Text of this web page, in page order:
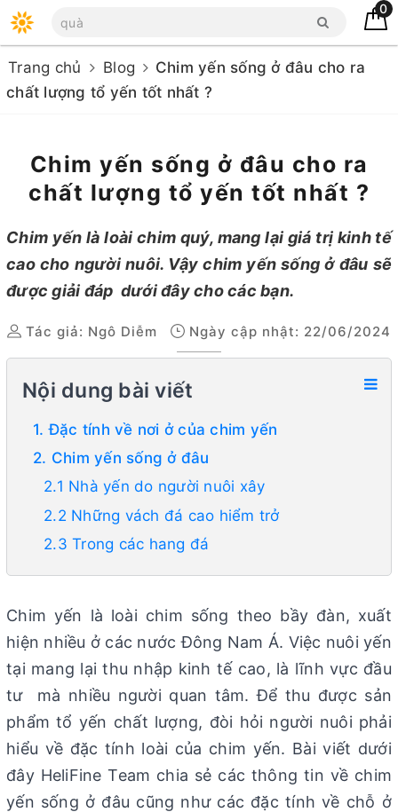
0
Trang chủ Blog
Chim yến sống ở đâu cho ra
chất lượng tổ yến tốt nhất ?
Chim yến sống ở đâu cho ra
chất lượng tổ yến tốt nhất ?
Chim yến là loài chim quý, mang lại giá trị kinh tế
cao cho người nuôi. Vậy chim yến sống ở đâu sẽ
được giải đáp dưới đây cho các bạn.
Tác giả: Ngô Diễm Ngày cập nhật: 22/06/2024
Nội dung bài viết
1. Đặc tính về nơi ở của chim yến
2. Chim yến sống ở đâu
2.1 Nhà yến do người nuôi xây
2.2 Những vách đá cao hiểm trở
2.3 Trong các hang đá
Chim yến là loài chim sống theo bầy đàn, xuất
hiện nhiều ở các nước Đông Nam Á. Việc nuôi yến
tại mang lại thu nhập kinh tế cao, là lĩnh vực đầu
tư mà nhiều người quan tâm. Để thu được sản
phẩm tổ yến chất lượng, đòi hỏi người nuôi phải
hiểu về đặc tính loài của chim yến. Bài viết dưới
đây HeliFine Team chia sẻ các thông tin về chim
yến sống ở đâu cũng như các đặc tính về chỗ ở